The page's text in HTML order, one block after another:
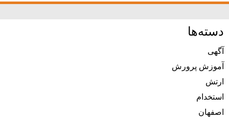
دسته‌ها
آگهی
آموزش پرورش
ارتش
استخدام
اصفهان